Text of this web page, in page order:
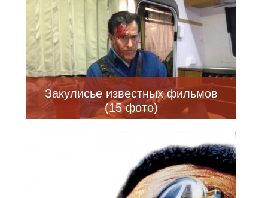
Закулисье известных фильмов
(15 фото)